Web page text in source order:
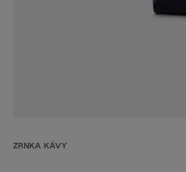
ZRNKA KÁVY